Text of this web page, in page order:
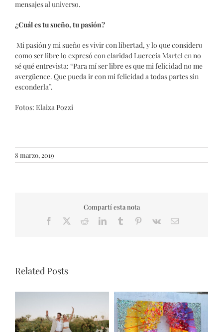
mensajes al universo.
¿Cuál es tu sueño, tu pasión?
Mi pasión y mi sueño es vivir con libertad, y lo que considero
como ser libre lo expresó con claridad Lucrecia Martel en no
sé qué entrevista: “Para mí ser libre es que mi felicidad no me
avergüence. Que pueda ir con mi felicidad a todas partes sin
esconderla”.
Fotos: Elaiza Pozzi
8 marzo, 2019
Compartí esta nota
Facebook RedditLinkedInTumblr Pinterest
Vk Email
Related Posts